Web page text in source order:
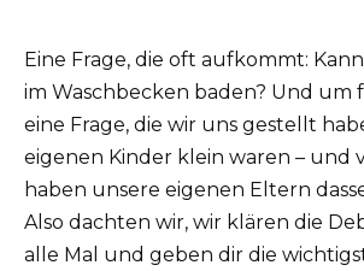
Eine Frage, die oft aufkommt:
im Waschbecken baden? Und um
eine Frage, die wir uns gestellt
eigenen Kinder klein waren – und
haben unsere eigenen Eltern
Also dachten wir, wir klären die
alle Mal und geben dir die